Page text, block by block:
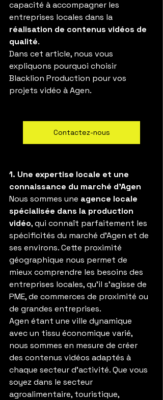
capacité à accompagner les
entreprises locales dans la
réalisation de contenus vidéos de
qualité.
Dans cet article, nous vous
expliquons pourquoi choisir
Blacklion Production pour vos
projets vidéo à Agen.
Contactez-nous
1. Une expertise locale et une
connaissance du marché d’Agen
Nous sommes une agence locale
spécialisée dans la production
vidéo, qui connaît parfaitement les
spécificités du marché d’Agen et de
ses environs. Cette proximité
géographique nous permet de
mieux comprendre les besoins des
entreprises locales, qu’il s’agisse de
PME, de commerces de proximité ou
de grandes entreprises.
Agen étant une ville dynamique
avec un tissu économique varié,
nous sommes en mesure de créer
des contenus vidéos adaptés à
chaque secteur d'activité. Que vous
soyez dans le secteur
agroalimentaire, touristique,